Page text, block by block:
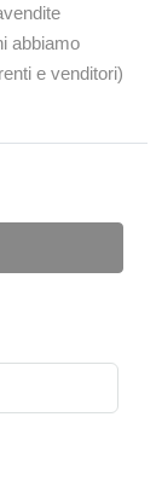
abbiamo
e venditori)